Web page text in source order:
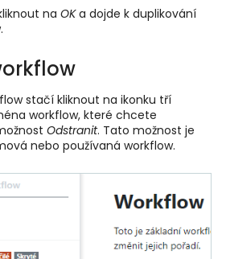
na OKa dojde k duplikování
stačí kliknout na ikonku tří
workflow, které chcete
Odstranit. Tato možnost je
nebo používaná workflow.